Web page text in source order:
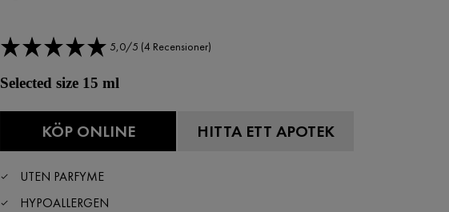
5,0/5 (4 Recensioner)
Selected size 15 ml
KÖP ONLINE HITTA ETT APOTEK
UTEN PARFYME
HYPOALLERGEN